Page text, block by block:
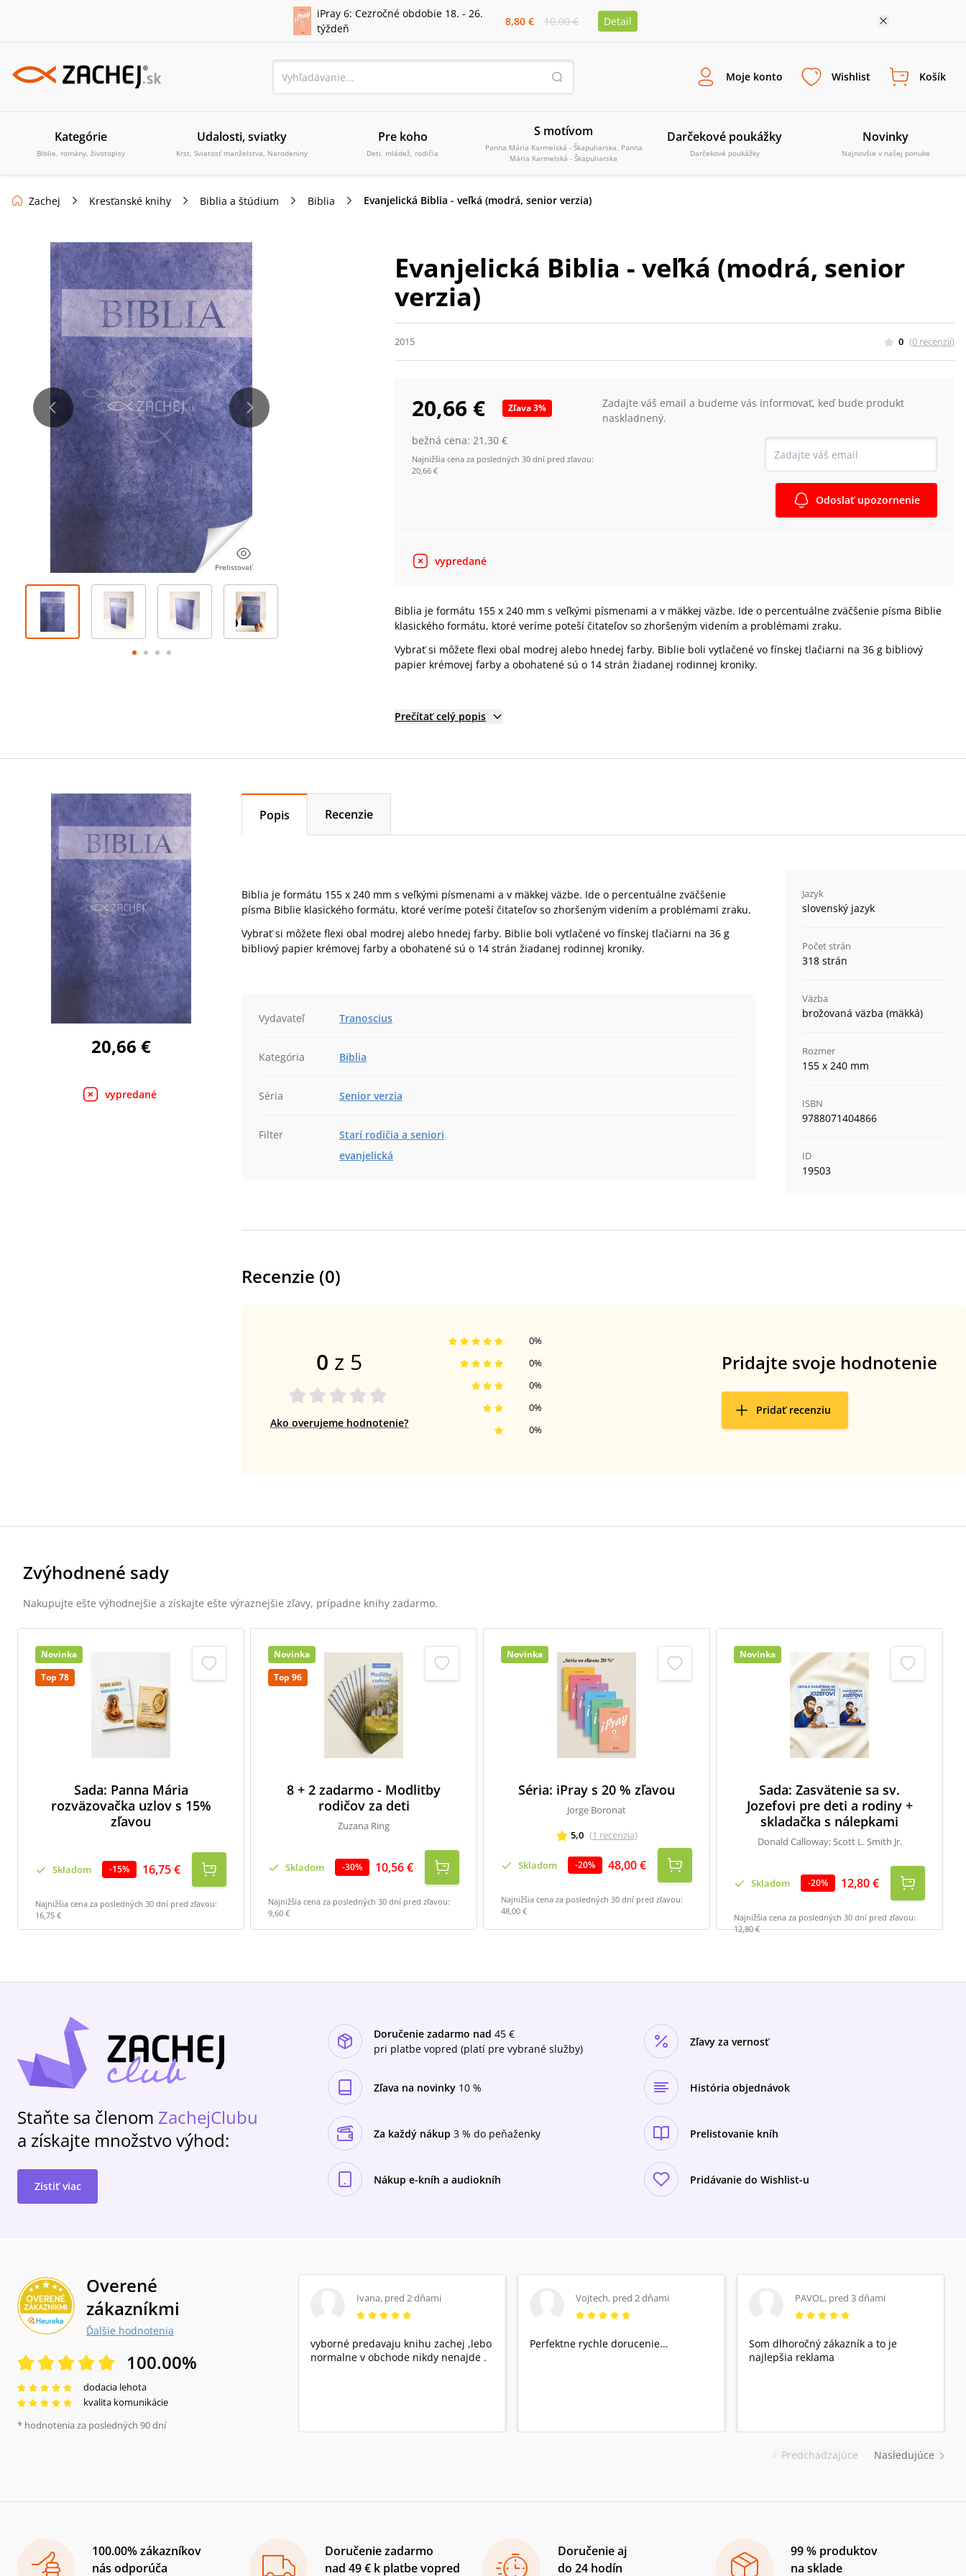
iPray 6: Cezročné obdobie 18. - 26.
týždeň
8,80 € 10,00 € Detail
Moje konto Wishlist Košík
Kategórie
Biblie, romány, životopisy
Udalosti, sviatky
Krst, Sviatosť manželstva, Narodeniny
Pre koho
Deti, mládež, rodičia
S motívom
Panna Mária Karmelská - Škapuliarska, Panna
Mária Karmelská - Škapuliarska
Darčekové poukážky
Darčekové poukážky
Novinky
Najnovšie v našej ponuke
Zachej Kresťanské knihy Biblia a štúdium Biblia Evanjelická Biblia - veľká (modrá, senior verzia)
Prelistovať
Evanjelická Biblia - veľká (modrá, senior
verzia)
2015 0 (0 recenzií)
20,66 € Zľava3%
bežná cena:21,30 €
Najnižšia cena za posledných 30 dní pred zľavou:
20,66 €
Zadajte váš email a budeme vás informovať, keď bude produkt
naskladnený.
Odoslať upozornenie
vypredané
Biblia je formátu 155 x 240 mm s veľkými písmenami a v mäkkej väzbe. Ide o percentuálne zväčšenie písma Biblie
klasického formátu, ktoré veríme poteší čitateľov so zhoršeným videním a problémami zraku.
Vybrať si môžete flexi obal modrej alebo hnedej farby. Biblie boli vytlačené vo fínskej tlačiarni na 36 g bibliový
papier krémovej farby a obohatené sú o 14 strán žiadanej rodinnej kroniky.
Prečítať celý popis
20,66 €
vypredané
Popis Recenzie
Biblia je formátu 155 x 240 mm s veľkými písmenami a v mäkkej väzbe. Ide o percentuálne zväčšenie
písma Biblie klasického formátu, ktoré veríme poteší čitateľov so zhoršeným videním a problémami zraku.
Vybrať si môžete flexi obal modrej alebo hnedej farby. Biblie boli vytlačené vo fínskej tlačiarni na 36 g
bibliový papier krémovej farby a obohatené sú o 14 strán žiadanej rodinnej kroniky.
Vydavateľ Tranoscius
Kategória Biblia
Séria Senior verzia
Filter
Starí rodičia a seniori
evanjelická
Jazyk
slovenský jazyk
Počet strán
318 strán
Väzba
brožovaná väzba (mäkká)
Rozmer
155 x 240 mm
ISBN
9788071404866
ID
19503
Recenzie (0)
0 z 5
Ako overujeme hodnotenie? 0%
0%
0%
0%
0%
Pridajte svoje hodnotenie
Pridať recenziu
Zvýhodnené sady
Nakupujte ešte výhodnejšie a získajte ešte výraznejšie zľavy, prípadne knihy zadarmo.
Novinka
Top 78
Sada: Panna Mária
rozväzovačka uzlov s 15%
zľavou
Skladom -15% 16,75 €
Najnižšia cena za posledných 30 dní pred zľavou:
16,75 €
Novinka
Top 96
8 + 2 zadarmo - Modlitby
rodičov za deti
Zuzana Ring
Skladom -30% 10,56 €
Najnižšia cena za posledných 30 dní pred zľavou:
9,60 €
Novinka
Séria: iPray s 20 % zľavou
Jorge Boronat
5,0 (1 recenzia)
Skladom -20% 48,00 €
Najnižšia cena za posledných 30 dní pred zľavou:
48,00 €
Novinka
Sada: Zasvätenie sa sv.
Jozefovi pre deti a rodiny +
skladačka s nálepkami
Donald Calloway; Scott L. Smith Jr.
Skladom -20% 12,80 €
Najnižšia cena za posledných 30 dní pred zľavou:
12,80 €
Staňte sa členom ZachejClubu
a získajte množstvo výhod:
Zistiť viac
Doručenie zadarmo nad 45 €
pri platbe vopred (platí pre vybrané služby)
Zľavy za vernosť
Zľava na novinky 10 % História objednávok
Za každý nákup 3 % do peňaženky Prelistovanie kníh
Nákup e-kníh a audiokníh Pridávanie do Wishlist-u
Overené
zákazníkmi
Ďalšie hodnotenia
100.00%
dodacia lehota
kvalita komunikácie
* hodnotenia za posledných 90 dní
Predchadzajúce
Ivana, pred 2 dňami
vyborné predavaju knihu zachej ,lebo
normalne v obchode nikdy nenajde .
Vojtech, pred 2 dňami
Perfektne rychle dorucenie...
PAVOL, pred 3 dňami
Som dlhoročný zákazník a to je
najlepšia reklama
Nasledujúce
100.00% zákazníkov
nás odporúča
Doručenie zadarmo
nad 49 € k platbe vopred
Doručenie aj
do 24 hodín
99 % produktov
na sklade